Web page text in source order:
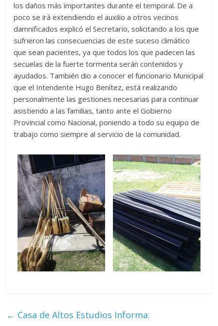
los daños más importantes durante el temporal. De a
poco se irá extendiendo el auxilio a otros vecinos
damnificados explicó el Secretario, solicitando a los que
sufrieron las consecuencias de este suceso climático
que sean pacientes, ya que todos los que padecen las
secuelas de la fuerte tormenta serán contenidos y
ayudados. También dio a conocer el funcionario Municipal
que el Intendente Hugo Benítez, está realizando
personalmente las gestiones necesarias para continuar
asistiendo a las familias, tanto ante el Gobierno
Provincial como Nacional, poniendo a todo su equipo de
trabajo como siempre al servicio de la comunidad.
← Casa de Altos Estudios Informa: